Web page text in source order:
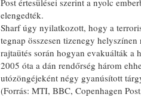
Post értesülései szerint a nyolc
elengedték.
Sharf úgy nyilatkozott, hogy a
tegnap összesen tizenegy
rajtaütés során hogyan evakuálták a
2005 óta a dán rendőrség három
utózöngéjeként négy gyanúsított
(Forrás: MTI, BBC, Copenhagen